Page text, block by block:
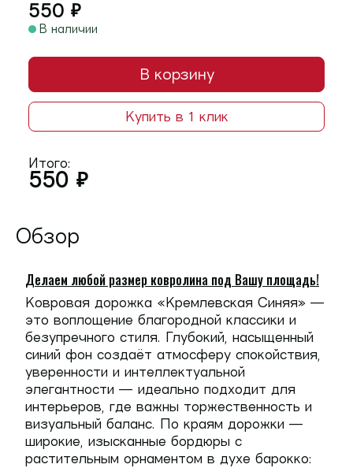
550 ₽
В наличии
В корзину
Купить в 1 клик
Итого:
550 ₽
Обзор
Делаем любой размер ковролина под Вашу площадь!
Ковровая дорожка «Кремлевская Синяя» —
это воплощение благородной классики и
безупречного стиля. Глубокий, насыщенный
синий фон создаёт атмосферу спокойствия,
уверенности и интеллектуальной
элегантности — идеально подходит для
интерьеров, где важны торжественность и
визуальный баланс. По краям дорожки —
широкие, изысканные бордюры с
растительным орнаментом в духе барокко: